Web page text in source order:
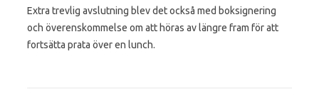
Extra trevlig avslutning blev det också med boksignering
och överenskommelse om att höras av längre fram för att
fortsätta prata över en lunch.